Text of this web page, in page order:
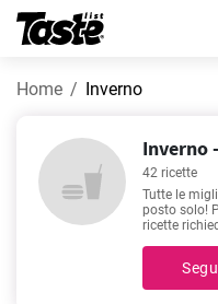
Home Inverno
Inverno
42 ricette
Tutte le
posto solo!
ricette
porzioni. Se